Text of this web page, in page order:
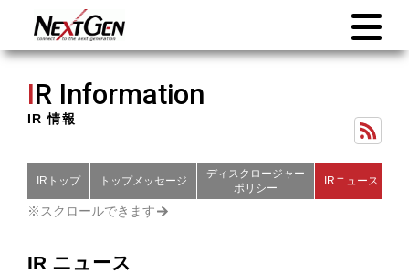
IR Information
IR 情報
IRトップ トップメッセージ
ディスクロージャー
ポリシー
IRニュース
IR ニュース